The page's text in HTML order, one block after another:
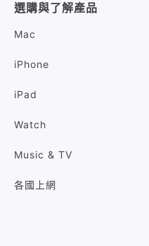
選購與了解產品
Mac
iPhone
iPad
Watch
Music & TV
各國上網